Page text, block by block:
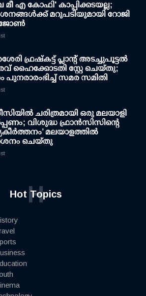
എ കോഫി' കാപ്പിക്കടയല്ല;
മറുപടിയുമായി റോജി
ജോണ്‍
ഫ്രഷ്കട്ട് പ്ലാന്റ് അടച്ചുപൂട്ടൽ
ഹൈക്കോടതി സ്റ്റേ ചെയ്തു;
പുനരാരംഭിച്ച് സമര സമിതി
ചരിത്രമായി ഒരു മലയാളി
വിശുദ്ധ ഫ്രാൻസിസിന്റെ
മലയാളത്തിൽ
ചെയ്തു
Hot Topics
H